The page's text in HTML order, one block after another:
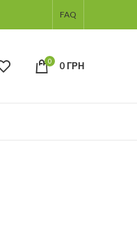
FAQ
0 0ГРН